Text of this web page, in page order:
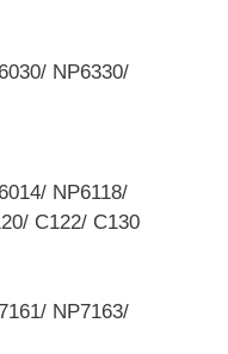
NP6330/
NP6118/
C122/ C130
NP7163/